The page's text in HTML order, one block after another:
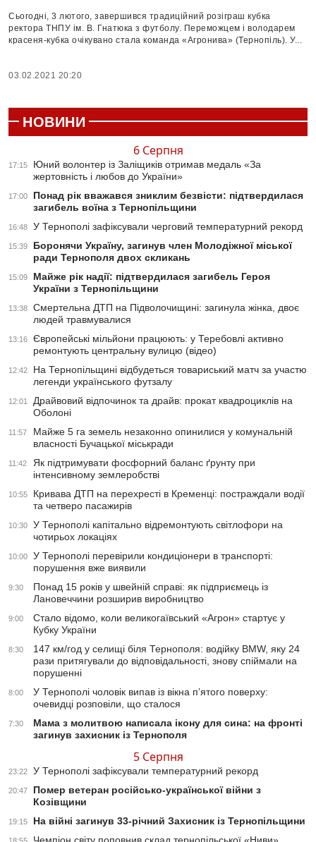
Сьогодні, 3 лютого, завершився традиційний розіграш кубка
ректора ТНПУ ім. В. Гнатюка з футболу. Переможцем і володарем
красеня-кубка очікувано стала команда «Агронива» (Тернопіль). У...
03.02.2021 20:20
НОВИНИ
6 Серпня
17:15
Юний волонтер із Заліщиків отримав медаль «За
жертовність і любов до України»
17:00
Понад рік вважався зниклим безвісти: підтвердилася
загибель воїна з Тернопільщини
16:48 У Тернополі зафіксували черговий температурний рекорд
15:39
Боронячи Україну, загинув член Молодіжної міської
ради Тернополя двох скликань
15:09
Майже рік надії: підтвердилася загибель Героя
України з Тернопільщини
13:38
Смертельна ДТП на Підволочищині: загинула жінка, двоє
людей травмувалися
13:16
Європейські мільйони працюють: у Теребовлі активно
ремонтують центральну вулицю (відео)
12:42
На Тернопільщині відбудеться товариський матч за участю
легенди українського футзалу
12:01
Драйвовий відпочинок та драйв: прокат квадроциклів на
Оболоні
11:57
Майже 5 га земель незаконно опинилися у комунальній
власності Бучацької міськради
11:42
Як підтримувати фосфорний баланс ґрунту при
інтенсивному землеробстві
10:55
Кривава ДТП на перехресті в Кременці: постраждали водії
та четверо пасажирів
10:30
У Тернополі капітально відремонтують світлофори на
чотирьох локаціях
10:00
У Тернополі перевірили кондиціонери в транспорті:
порушення вже виявили
9:30
Понад 15 років у швейній справі: як підприємець із
Лановеччини розширив виробництво
9:00
Стало відомо, коли великогаївський «Агрон» стартує у
Кубку України
8:30
147 км/год у селищі біля Тернополя: водійку BMW, яку 24
рази притягували до відповідальності, знову спіймали на
порушенні
8:00
У Тернополі чоловік випав із вікна п’ятого поверху:
очевидці розповіли, що сталося
7:30
Мама з молитвою написала ікону для сина: на фронті
загинув захисник із Тернополя
5 Серпня
23:22 У Тернополі зафіксували температурний рекорд
20:47
Помер ветеран російсько-української війни з
Козівщини
19:15 На війні загинув 33-річний Захисник із Тернопільщини